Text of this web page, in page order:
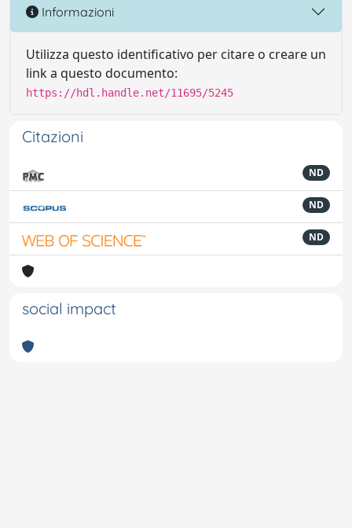
Informazioni
Utilizza questo identificativo per citare o creare un
link a questo documento:
https://hdl.handle.net/11695/5245
Citazioni
ND
ND
ND
social impact